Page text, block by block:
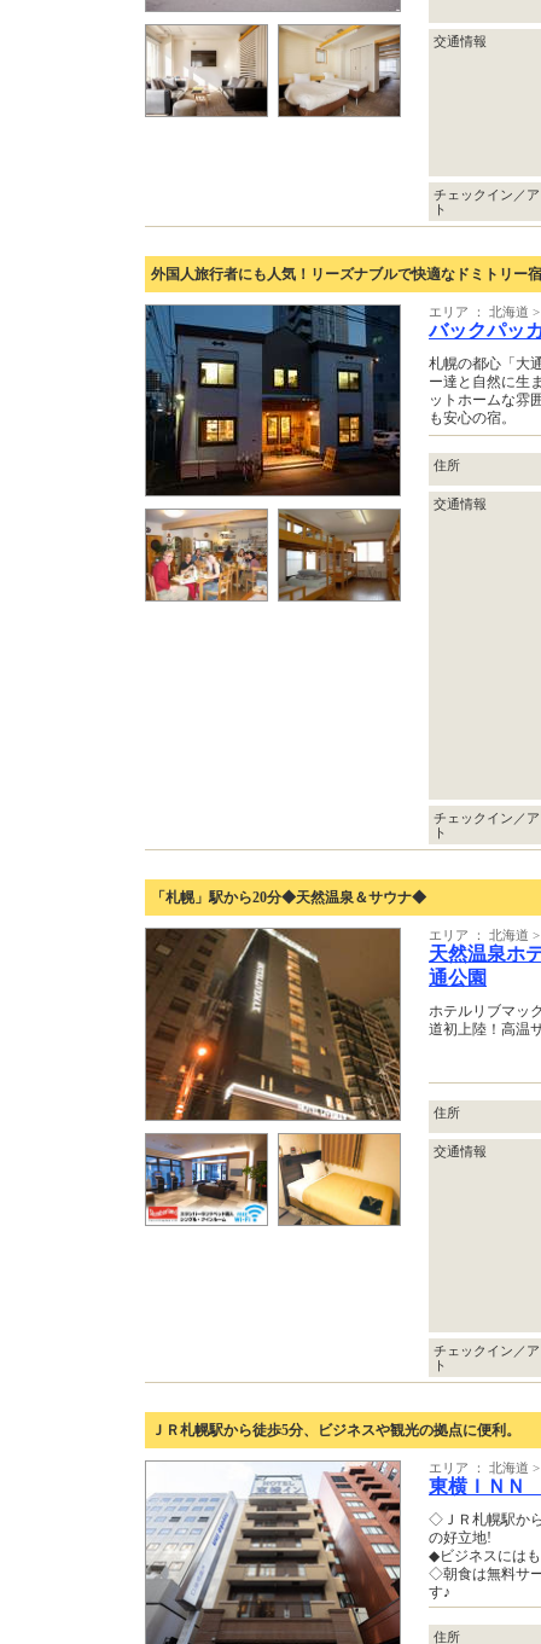
交通情報
チェックイン／
ト
外国人旅行者にも人気！リーズナブルで快適なドミトリー宿
エリア ： 北海道
バックパッ
札幌の都心「大
ー達と自然に生
ットホームな雰
も安心の宿。
住所
交通情報
チェックイン／
ト
「札幌」駅から20分◆天然温泉＆サウナ◆
エリア ： 北海道
天然温泉ホ
通公園
ホテルリブマッ
道初上陸！高温
住所
交通情報
チェックイン／
ト
ＪＲ札幌駅から徒歩5分、ビジネスや観光の拠点に便利。
エリア ： 北海道
東横ＩＮＮ
◇ＪＲ札幌駅か
の好立地!
◆ビジネスには
◇朝食は無料サ
す♪
住所